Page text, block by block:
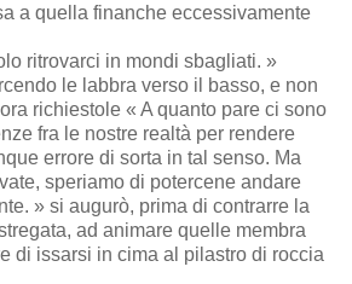
a quella finanche eccessivamente
ritrovarci in mondi sbagliati. »
le labbra verso il basso, e non
richiestole « A quanto pare ci sono
fra le nostre realtà per rendere
errore di sorta in tal senso. Ma
speriamo di potercene andare
» si augurò, prima di contrarre la
ad animare quelle membra
di issarsi in cima al pilastro di roccia